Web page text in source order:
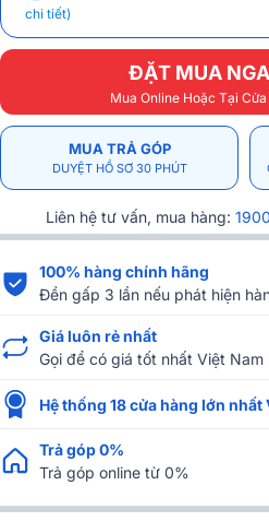
chi tiết)
ĐẶT MUA
Mua Online Hoặc Tại
MUA TRẢ GÓP
DUYỆT HỒ SƠ 30 PHÚT
Liên hệ tư vấn, mua hàng:
100% hàng chính hãng
Đền gấp 3 lần nếu phát hiện
Giá luôn rẻ nhất
Gọi để có giá tốt nhất Việt Nam
Hệ thống 18 cửa hàng lớn nhất
Trả góp 0%
Trả góp online từ 0%